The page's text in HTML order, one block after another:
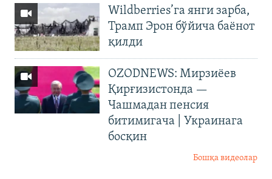
Wildberries’га янги зарба,
Трамп Эрон бўйича баёнот
қилди
OZODNEWS: Мирзиёев
Қирғизистонда —
Чашмадан пенсия
битимигача | Украинага
босқин
Бошқа видеолар